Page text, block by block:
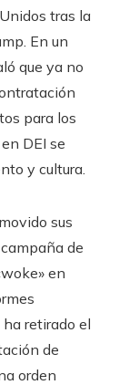
tras la
En un
que ya no
para los
DEI se
y cultura.
sus
de
en
retirado el
de
orden